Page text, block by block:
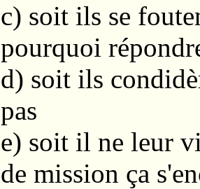
c) soit ils se
pourquoi
d) soit ils
pas
e) soit il ne leur
de mission ça